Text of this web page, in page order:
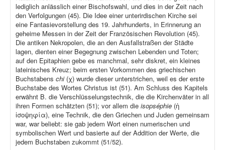
lediglich anlässlich einer Bischofswahl, und dies in der Zeit nach
den Verfolgungen (45). Die Idee einer unterirdischen Kirche sei
eine Fantasievorstellung des 19. Jahrhunderts, in Erinnerung an
geheime Messen in der Zeit der Französischen Revolution (45).
Die antiken Nekropolen, die an den Ausfallstraßen der Städte
lagen, dienten einer Begegnung zwischen Lebenden und Toten;
auf den Epitaphien gebe es manchmal, sehr diskret, ein kleines
lateinisches Kreuz; beim ersten Vorkommen des griechischen
Buchstabens chi (χ) wurde dieser unterstrichen, weil es der erste
Buchstabe des Wortes Christus ist (51). Am Schluss des Kapitels
erwähnt B. die Verschlüsselungstechnik, die die Kirchenväter in all
ihren Formen schätzten (51); vor allem die isopséphie (ἡ
ἰσοψηφία), eine Technik, die den Griechen und Juden gemeinsam
war, war beliebt: sie gab jedem Wort einen numerischen und
symbolischen Wert und basierte auf der Addition der Werte, die
jedem Buchstaben zukommt (51/52).